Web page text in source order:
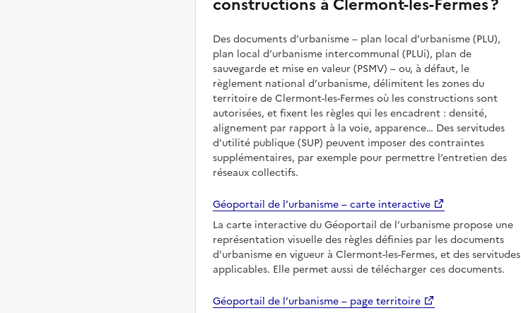
Des documents d’urbanisme – plan local d’urbanisme (PLU),
plan local d’urbanisme intercommunal (PLUi), plan de
sauvegarde et mise en valeur (PSMV) – ou, à défaut, le
règlement national d’urbanisme, délimitent les zones du
territoire de Clermont-les-Fermes où les constructions sont
autorisées, et fixent les règles qui les encadrent : densité,
alignement par rapport à la voie, apparence… Des servitudes
d’utilité publique (SUP) peuvent imposer des contraintes
supplémentaires, par exemple pour permettre l’entretien des
réseaux collectifs.
Géoportail de l’urbanisme – carte interactive
La carte interactive du Géoportail de l’urbanisme propose une
représentation visuelle des règles définies par les documents
d’urbanisme en vigueur à Clermont-les-Fermes, et des servitudes
applicables. Elle permet aussi de télécharger ces documents.
Géoportail de l’urbanisme – page territoire